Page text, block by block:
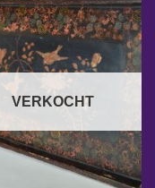
VERKOCHT